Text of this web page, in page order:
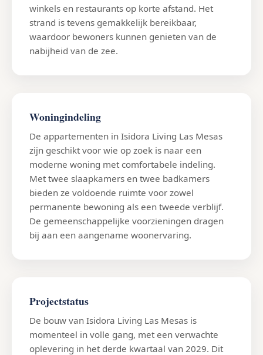
winkels en restaurants op korte afstand. Het
strand is tevens gemakkelijk bereikbaar,
waardoor bewoners kunnen genieten van de
nabijheid van de zee.
Woningindeling
De appartementen in Isidora Living Las Mesas
zijn geschikt voor wie op zoek is naar een
moderne woning met comfortabele indeling.
Met twee slaapkamers en twee badkamers
bieden ze voldoende ruimte voor zowel
permanente bewoning als een tweede verblijf.
De gemeenschappelijke voorzieningen dragen
bij aan een aangename woonervaring.
Projectstatus
De bouw van Isidora Living Las Mesas is
momenteel in volle gang, met een verwachte
oplevering in het derde kwartaal van 2029. Dit